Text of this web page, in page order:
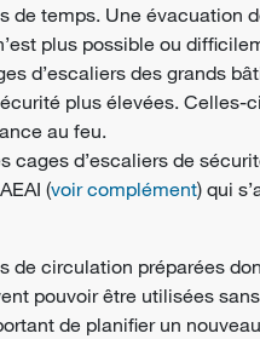
de temps. Une évacuation
plus possible ou
d’escaliers des grands
plus élevées. Celles-
au feu.
cages d’escaliers de
(voir complément) qui
de circulation préparées
pouvoir être utilisées
de planifier un